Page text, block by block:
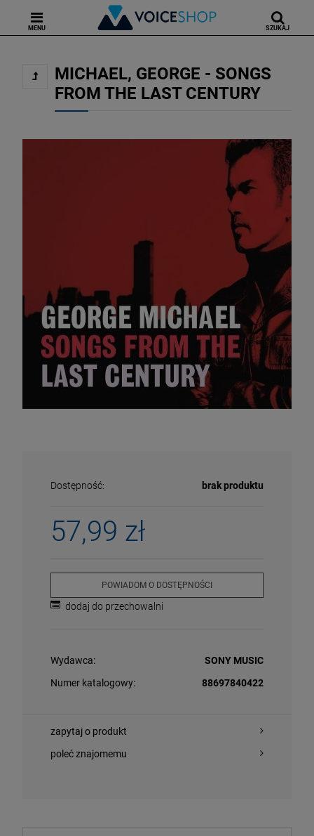
MENU SZUKAJ
MICHAEL, GEORGE - SONGS
FROM THE LAST CENTURY
Dostępność: brak produktu
57,99 zł
POWIADOM O DOSTĘPNOŚCI
dodaj do przechowalni
Wydawca:
SONY MUSIC
Numer katalogowy:
88697840422
zapytaj o produkt
poleć znajomemu